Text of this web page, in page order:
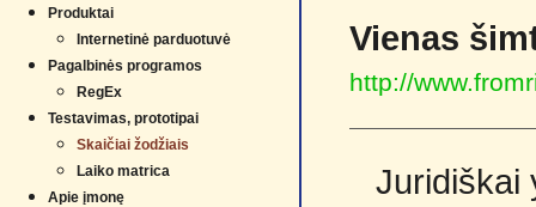
Produktai
Internetinė parduotuvė
Pagalbinės programos
RegEx
Testavimas, prototipai
Skaičiai žodžiais
Laiko matrica
Apie įmonę
Vienas
http://
Juridiškai